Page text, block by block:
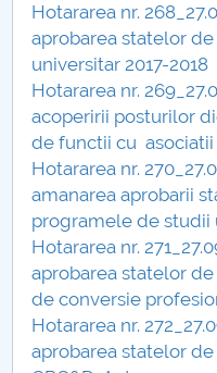
Senat
Facultăți
Studenți
Ghiduri pentru
Relații Publice
Relații Internaționale
PNRR
Hotararea nr.
aprobarea statelor
universitar 2017-2018
Hotararea nr.
acoperirii posturilor
de functii cu asociatii
Hotararea nr.
amanarea aprobarii
programele de
Hotararea nr.
aprobarea statelor
de conversie
Hotararea nr.
aprobarea statelor